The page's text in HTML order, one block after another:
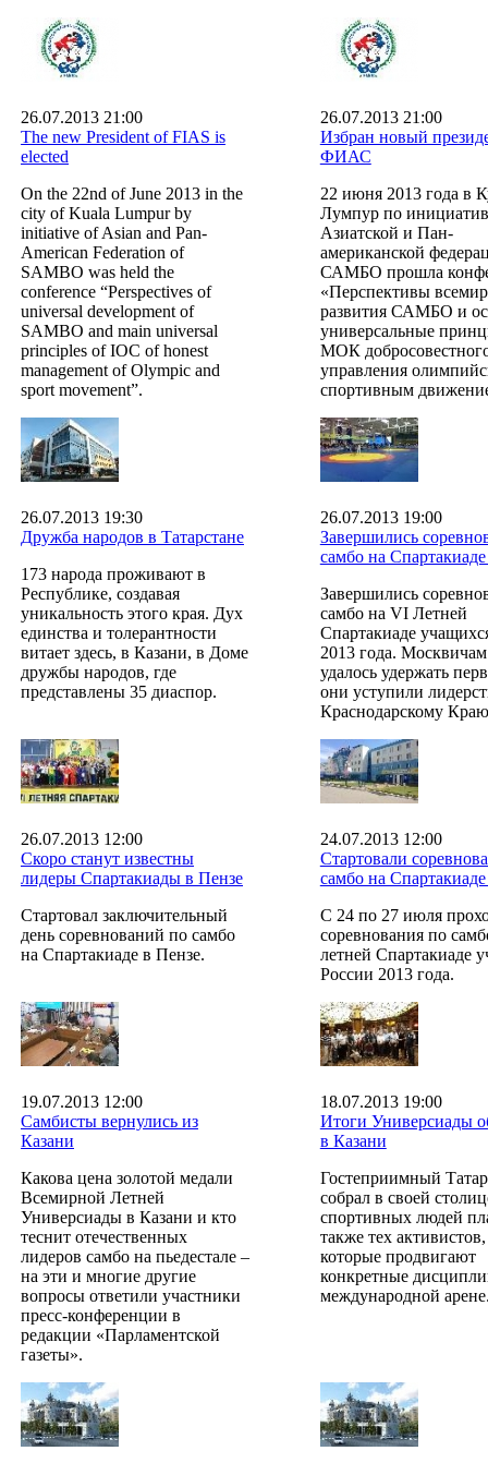
26.07.2013 21:00
The new President of FIAS is
elected
On the 22nd of June 2013 in the
city of Kuala Lumpur by
initiative of Asian and Pan-
American Federation of
SAMBO was held the
conference “Perspectives of
universal development of
SAMBO and main universal
principles of IOC of honest
management of Olympic and
sport movement”.
26.07.2013 21:00
Избран новый
ФИАС
22 июня 2013 года в
Лумпур по
Азиатской и Пан-
американской
САМБО прошла
«Перспективы
развития САМБО и
универсальные
МОК
управления
спортивным
26.07.2013 19:30
Дружба народов в Татарстане
173 народа проживают в
Республике, создавая
уникальность этого края. Дух
единства и толерантности
витает здесь, в Казани, в Доме
дружбы народов, где
представлены 35 диаспор.
26.07.2013 19:00
Завершились
самбо на
Завершились
самбо на VI Летней
Спартакиаде
2013 года.
удалось удержать
они уступили
Краснодарскому
26.07.2013 12:00
Скоро станут известны
лидеры Спартакиады в Пензе
Стартовал заключительный
день соревнований по самбо
на Спартакиаде в Пензе.
24.07.2013 12:00
Стартовали
самбо на
С 24 по 27 июля
соревнования по
летней Спартакиаде
России 2013 года.
19.07.2013 12:00
Самбисты вернулись из
Казани
Какова цена золотой медали
Всемирной Летней
Универсиады в Казани и кто
теснит отечественных
лидеров самбо на пьедестале –
на эти и многие другие
вопросы ответили участники
пресс-конференции в
редакции «Парламентской
газеты».
18.07.2013 19:00
Итоги Универсиады
в Казани
Гостеприимный
собрал в своей
спортивных людей
также тех активистов,
которые продвигают
конкретные
международной